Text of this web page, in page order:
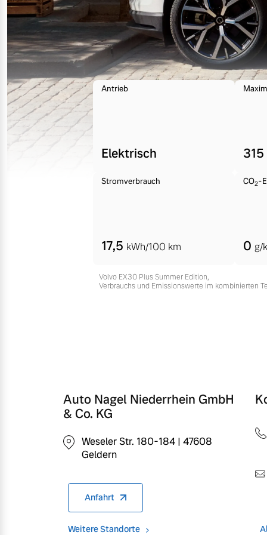
Mehr erfahren
Frühjahrscheck
Entdecken Sie unsere saisonalen
Antrieb
Elektrisch 315
Stromverbrauch
17,5 kWh/100 km
CO2-
0 g/
Volvo EX30 Plus Summer Edition,
Verbrauchs und Emissionswerte im kombinierten
Auto Nagel Niederrhein GmbH
& Co. KG
Weseler Str. 180-184 | 47608
Geldern
Anfahrt
Weitere Standorte